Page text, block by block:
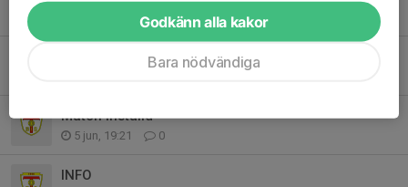
10 jun, 14:35 0
Inställd match
Match inställd
5 jun, 19:21 0
INFO
Godkänn alla kakor
Bara nödvändiga